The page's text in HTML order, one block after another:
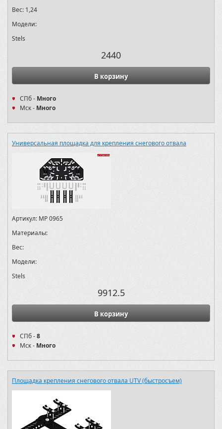
Вес: 1,24
Модели:
Stels
2440
В корзину
СПб - Много
Мск - Много
Универсальная площадка для крепления снегового отвала
Артикул: MP 0965
Материалы:
Вес:
Модели:
Stels
9912.5
В корзину
СПб -8
Мск - Много
Площадка крепления снегового отвала UTV (быстросъем)